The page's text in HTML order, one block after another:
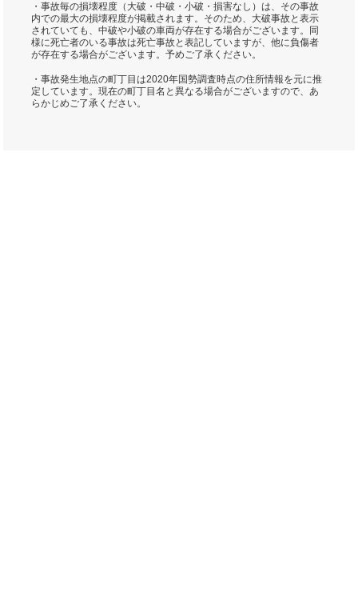
・事故毎の損壊程度（大破・中破・小破・損害なし）は、その事故
内での最大の損壊程度が掲載されます。そのため、大破事故と表示
されていても、中破や小破の車両が存在する場合がございます。同
様に死亡者のいる事故は死亡事故と表記していますが、他に負傷者
が存在する場合がございます。予めご了承ください。
・事故発生地点の町丁目は2020年国勢調査時点の住所情報を元に推
定しています。現在の町丁目名と異なる場合がございますので、あ
らかじめご了承ください。